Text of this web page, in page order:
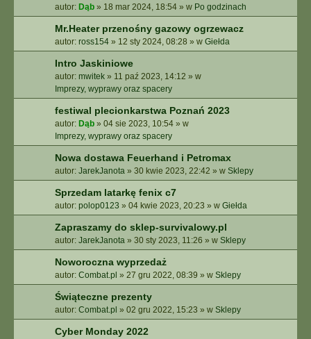
autor: Dąb » 18 mar 2024, 18:54 » w Po godzinach
Mr.Heater przenośny gazowy ogrzewacz
autor: ross154 » 12 sty 2024, 08:28 » w Giełda
Intro Jaskiniowe
autor: mwitek » 11 paź 2023, 14:12 » w
Imprezy, wyprawy oraz spacery
festiwal plecionkarstwa Poznań 2023
autor: Dąb » 04 sie 2023, 10:54 » w
Imprezy, wyprawy oraz spacery
Nowa dostawa Feuerhand i Petromax
autor: JarekJanota » 30 kwie 2023, 22:42 » w Sklepy
Sprzedam latarkę fenix c7
autor: polop0123 » 04 kwie 2023, 20:23 » w Giełda
Zapraszamy do sklep-survivalowy.pl
autor: JarekJanota » 30 sty 2023, 11:26 » w Sklepy
Noworoczna wyprzedaż
autor: Combat.pl » 27 gru 2022, 08:39 » w Sklepy
Świąteczne prezenty
autor: Combat.pl » 02 gru 2022, 15:23 » w Sklepy
Cyber Monday 2022